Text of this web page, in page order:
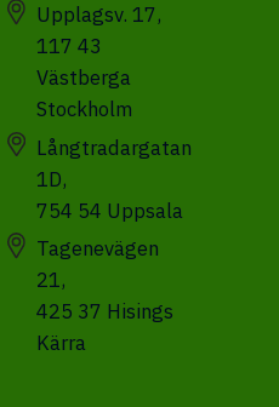
Upplagsv. 17,
117 43
Västberga
Stockholm
Långtradargatan
1D,
754 54 Uppsala
Tagenevägen
21,
425 37 Hisings
Kärra